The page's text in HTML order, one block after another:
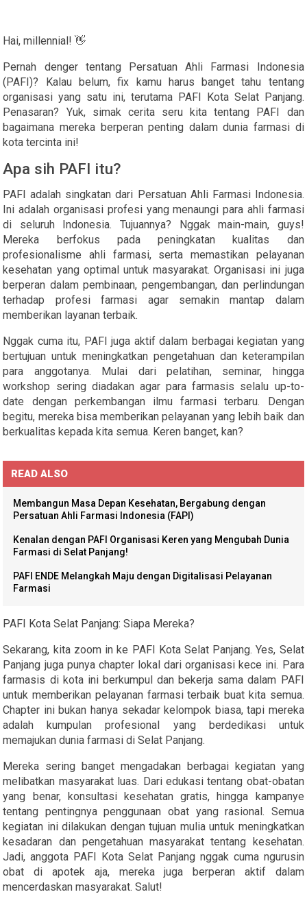
Hai, millennial! 👋
Pernah denger tentang Persatuan Ahli Farmasi Indonesia
(PAFI)? Kalau belum, fix kamu harus banget tahu tentang
organisasi yang satu ini, terutama PAFI Kota Selat Panjang.
Penasaran? Yuk, simak cerita seru kita tentang PAFI dan
bagaimana mereka berperan penting dalam dunia farmasi di
kota tercinta ini!
Apa sih PAFI itu?
PAFI adalah singkatan dari Persatuan Ahli Farmasi Indonesia.
Ini adalah organisasi profesi yang menaungi para ahli farmasi
di seluruh Indonesia. Tujuannya? Nggak main-main, guys!
Mereka berfokus pada peningkatan kualitas dan
profesionalisme ahli farmasi, serta memastikan pelayanan
kesehatan yang optimal untuk masyarakat. Organisasi ini juga
berperan dalam pembinaan, pengembangan, dan perlindungan
terhadap profesi farmasi agar semakin mantap dalam
memberikan layanan terbaik.
Nggak cuma itu, PAFI juga aktif dalam berbagai kegiatan yang
bertujuan untuk meningkatkan pengetahuan dan keterampilan
para anggotanya. Mulai dari pelatihan, seminar, hingga
workshop sering diadakan agar para farmasis selalu up-to-
date dengan perkembangan ilmu farmasi terbaru. Dengan
begitu, mereka bisa memberikan pelayanan yang lebih baik dan
berkualitas kepada kita semua. Keren banget, kan?
READ ALSO
Membangun Masa Depan Kesehatan, Bergabung dengan
Persatuan Ahli Farmasi Indonesia (FAPI)
Kenalan dengan PAFI Organisasi Keren yang Mengubah Dunia
Farmasi di Selat Panjang!
PAFI ENDE Melangkah Maju dengan Digitalisasi Pelayanan
Farmasi
PAFI Kota Selat Panjang: Siapa Mereka?
Sekarang, kita zoom in ke PAFI Kota Selat Panjang. Yes, Selat
Panjang juga punya chapter lokal dari organisasi kece ini. Para
farmasis di kota ini berkumpul dan bekerja sama dalam PAFI
untuk memberikan pelayanan farmasi terbaik buat kita semua.
Chapter ini bukan hanya sekadar kelompok biasa, tapi mereka
adalah kumpulan profesional yang berdedikasi untuk
memajukan dunia farmasi di Selat Panjang.
Mereka sering banget mengadakan berbagai kegiatan yang
melibatkan masyarakat luas. Dari edukasi tentang obat-obatan
yang benar, konsultasi kesehatan gratis, hingga kampanye
tentang pentingnya penggunaan obat yang rasional. Semua
kegiatan ini dilakukan dengan tujuan mulia untuk meningkatkan
kesadaran dan pengetahuan masyarakat tentang kesehatan.
Jadi, anggota PAFI Kota Selat Panjang nggak cuma ngurusin
obat di apotek aja, mereka juga berperan aktif dalam
mencerdaskan masyarakat. Salut!